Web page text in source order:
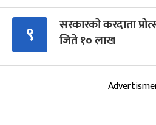
९
सरकारको करदाता
जिते १० लाख